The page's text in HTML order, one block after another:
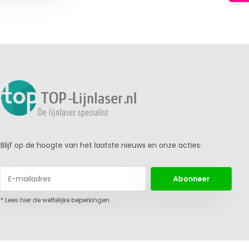
Blijf op de hoogte van het laatste nieuws en onze acties:
Abonneer
* Lees hier de wettelijke beperkingen